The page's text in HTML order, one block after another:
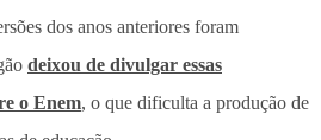
dos anos anteriores foram
deixou de divulgar essas
o Enem, o que dificulta a produção de